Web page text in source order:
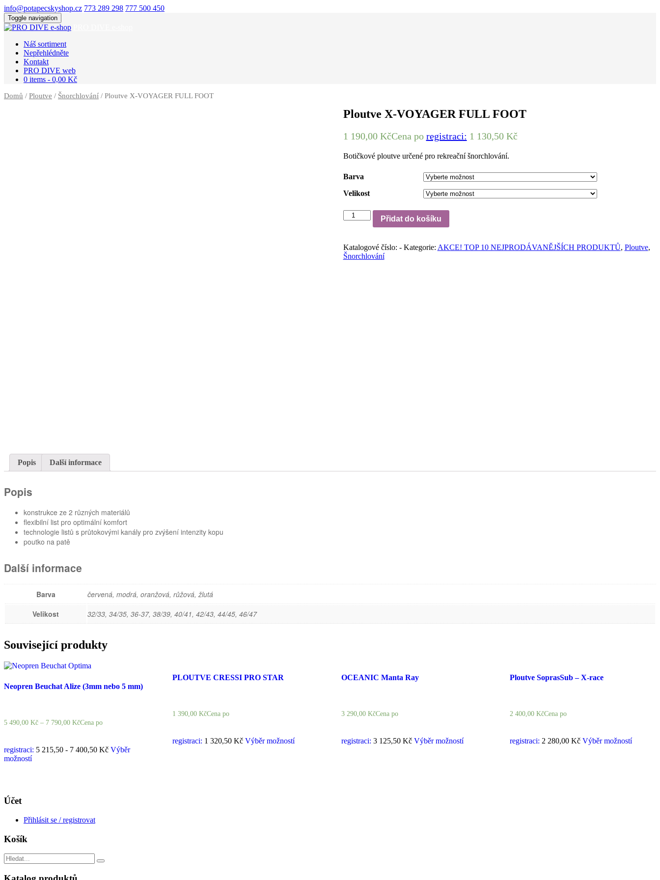
info@potapecskyshop.cz 773 289 298 777 500 450
Toggle navigation
Náš sortiment
Nepřehlédněte
Kontakt
PRO DIVE web
0 items - 0,00 Kč
Domů / Ploutve / Šnorchlování / Ploutve X-VOYAGER FULL FOOT
Ploutve X-VOYAGER FULL FOOT
1 190,00 KčCena po registraci: 1 130,50 Kč
Botičkové ploutve určené pro rekreační šnorchlování.
Barva
Velikost
Ploutve
X-
FOOT
množství
Přidat do košíku
Katalogové číslo: - Kategorie: AKCE! TOP 10 NEJPRODÁVANĚJŠÍCH PRODUKTŮ, Ploutve,
Šnorchlování
Popis Další informace
Popis
konstrukce ze 2 různých materiálů
flexibilní list pro optimální komfort
technologie listů s průtokovými kanály pro zvýšení intenzity kopu
poutko na patě
Další informace
Barva
červená, modrá, oranžová, růžová, žlutá
Velikost
32/33, 34/35, 36-37, 38/39, 40/41, 42/43, 44/45, 46/47
Související produkty
Neopren Beuchat Alize (3mm nebo 5 mm)
5 490,00 Kč – 7 790,00 KčCena po
registraci: 5 215,50 - 7 400,50 Kč Výběr
možností
PLOUTVE CRESSI PRO STAR
1 390,00KčCena po
registraci: 1 320,50 Kč Výběr možností
OCEANIC Manta Ray
3 290,00 KčCena po
registraci: 3 125,50 Kč Výběr možností
Ploutve SoprasSub – X-race
2 400,00 KčCena po
registraci: 2 280,00 Kč Výběr možností
Účet
Přihlásit se / registrovat
Košík
Search
for: